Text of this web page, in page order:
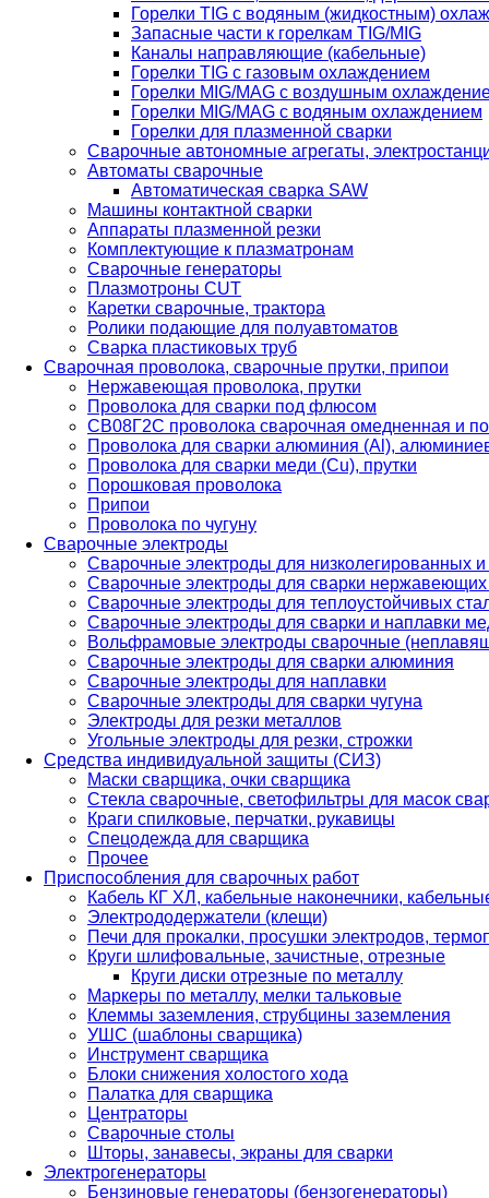
Горелки TIG с водяным (жидкостным)
Запасные части к горелкам TIG/MIG
Каналы направляющие (кабельные)
Горелки TIG с газовым охлаждением
Горелки MIG/MAG с воздушным
Горелки MIG/MAG с водяным охлаждением
Горелки для плазменной сварки
Сварочные автономные агрегаты,
Автоматы сварочные
Автоматическая сварка SAW
Машины контактной сварки
Аппараты плазменной резки
Комплектующие к плазматронам
Сварочные генераторы
Плазмотроны CUT
Каретки сварочные, трактора
Ролики подающие для полуавтоматов
Сварка пластиковых труб
Сварочная проволока, сварочные прутки, припои
Нержавеющая проволока, прутки
Проволока для сварки под флюсом
СВ08Г2С проволока сварочная омедненная и
Проволока для сварки алюминия (Al),
Проволока для сварки меди (Cu), прутки
Порошковая проволока
Припои
Проволока по чугуну
Сварочные электроды
Сварочные электроды для низколегированных и
Сварочные электроды для сварки
Сварочные электроды для теплоустойчивых
Сварочные электроды для сварки и наплавки
Вольфрамовые электроды сварочные
Сварочные электроды для сварки алюминия
Сварочные электроды для наплавки
Сварочные электроды для сварки чугуна
Электроды для резки металлов
Угольные электроды для резки, строжки
Средства индивидуальной защиты (СИЗ)
Маски сварщика, очки сварщика
Стекла сварочные, светофильтры для масок
Краги спилковые, перчатки, рукавицы
Спецодежда для сварщика
Прочее
Приспособления для сварочных работ
Кабель КГ ХЛ, кабельные наконечники,
Электрододержатели (клещи)
Печи для прокалки, просушки электродов,
Круги шлифовальные, зачистные, отрезные
Круги диски отрезные по металлу
Маркеры по металлу, мелки тальковые
Клеммы заземления, струбцины заземления
УШС (шаблоны сварщика)
Инструмент сварщика
Блоки снижения холостого хода
Палатка для сварщика
Центраторы
Сварочные столы
Шторы, занавесы, экраны для сварки
Электрогенераторы
Бензиновые генераторы (бензогенераторы)